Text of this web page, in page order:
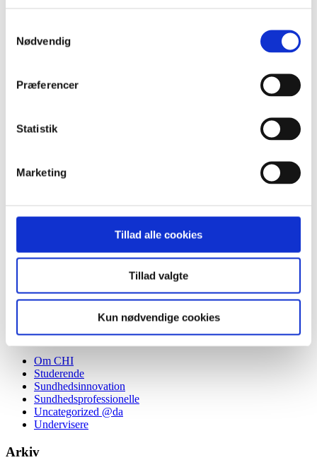
Nødvendig
Præferencer
Statistik
Marketing
Tillad alle cookies
Tillad valgte
Kun nødvendige cookies
Sådan beskytter I jeres ide
SFI: Få hjælp af studerende
Studerende
Undervisere
Sundhedsprofessionelle
Design For Health Event
Health Innovators
Et unikt partnerskab, der styrker fremtidens sundhedsvæsen
Overgange og tværprofessionelt samarbejde
Persondatapolitik
Categories
Om CHI
Studerende
Sundhedsinnovation
Sundhedsprofessionelle
Uncategorized @da
Undervisere
Arkiv